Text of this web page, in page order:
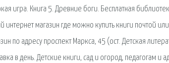
игра. Книга 5. Древние боги. Бесплатная
интернет магазин где можно купить книги почтой
по адресу проспект Маркса, 45 (ост. Детская
в день. Детские книги, сад и огород, педагогам и